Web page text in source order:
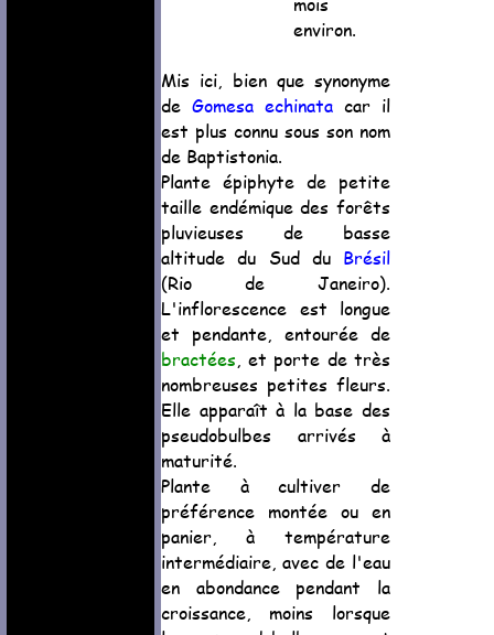
environ.
Mis ici, bien que synonyme
de Gomesa echinata car il
est plus connu sous son nom
de Baptistonia.
Plante épiphyte de petite
taille endémique des forêts
pluvieuses de basse
altitude du Sud du Brésil
(Rio de Janeiro).
L'inflorescence est longue
et pendante, entourée de
bractées, et porte de très
nombreuses petites fleurs.
Elle apparaît à la base des
pseudobulbes arrivés à
maturité.
Plante à cultiver de
préférence montée ou en
panier, à température
intermédiaire, avec de l'eau
en abondance pendant la
croissance, moins lorsque